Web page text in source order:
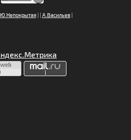
Ю.Непокрытая| | А.Васильев|